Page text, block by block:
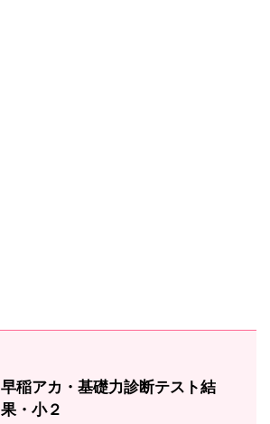
早稲アカ・基礎力診断テスト結
果・小２